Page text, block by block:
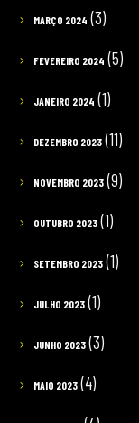
MARÇO 2024 (3)
FEVEREIRO 2024 (5)
JANEIRO 2024 (1)
DEZEMBRO 2023(11)
NOVEMBRO 2023(9)
OUTUBRO 2023(1)
SETEMBRO 2023(1)
JULHO 2023(1)
JUNHO 2023(3)
MAIO 2023(4)